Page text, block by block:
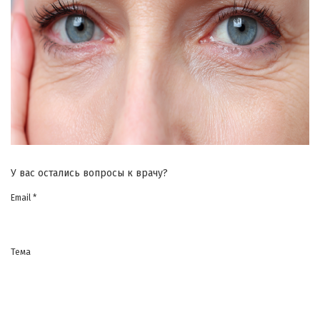
У вас остались вопросы к врачу?
Email *
Тема